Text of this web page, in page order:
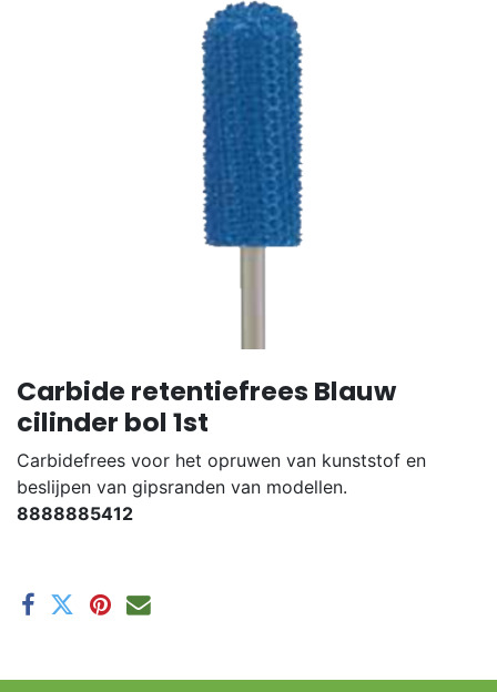
Carbide retentiefrees Blauw
cilinder bol 1st
Carbidefrees voor het opruwen van kunststof en
beslijpen van gipsranden van modellen.
8888885412